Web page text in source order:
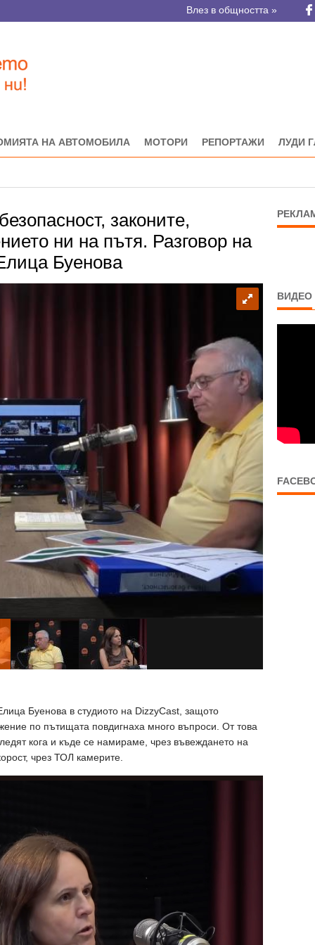
Влез в общността »
НА АВТОМОБИЛА МОТОРИ РЕПОРТАЖИ ЛУДИ
законите,
ни на пътя. Разговор на
Буенова
Буенова в студиото на DizzyCast, защото
по пътищата повдигнаха много въпроси. От това
кога и къде се намираме, чрез въвеждането на
чрез ТОЛ камерите.
ВИДЕО